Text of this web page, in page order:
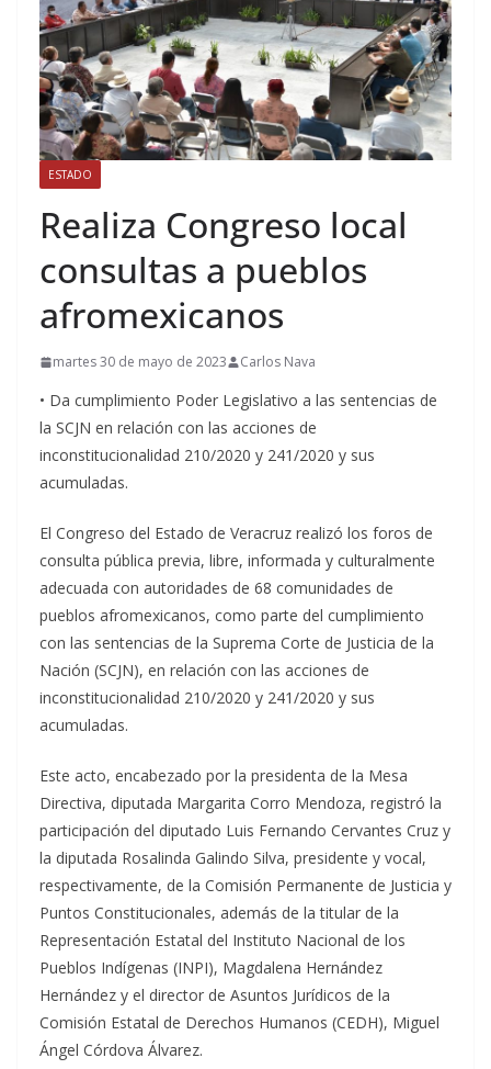
ESTADO
Realiza Congreso local
consultas a pueblos
afromexicanos
martes 30 de mayo de 2023 Carlos Nava
• Da cumplimiento Poder Legislativo a las sentencias de
la SCJN en relación con las acciones de
inconstitucionalidad 210/2020 y 241/2020 y sus
acumuladas.
El Congreso del Estado de Veracruz realizó los foros de
consulta pública previa, libre, informada y culturalmente
adecuada con autoridades de 68 comunidades de
pueblos afromexicanos, como parte del cumplimiento
con las sentencias de la Suprema Corte de Justicia de la
Nación (SCJN), en relación con las acciones de
inconstitucionalidad 210/2020 y 241/2020 y sus
acumuladas.
Este acto, encabezado por la presidenta de la Mesa
Directiva, diputada Margarita Corro Mendoza, registró la
participación del diputado Luis Fernando Cervantes Cruz y
la diputada Rosalinda Galindo Silva, presidente y vocal,
respectivamente, de la Comisión Permanente de Justicia y
Puntos Constitucionales, además de la titular de la
Representación Estatal del Instituto Nacional de los
Pueblos Indígenas (INPI), Magdalena Hernández
Hernández y el director de Asuntos Jurídicos de la
Comisión Estatal de Derechos Humanos (CEDH), Miguel
Ángel Córdova Álvarez.